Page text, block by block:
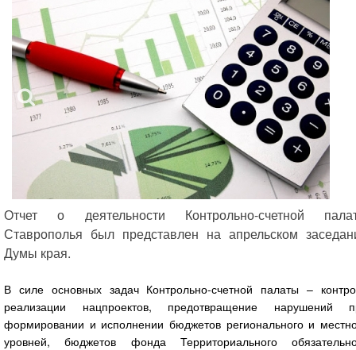
Отчет о деятельности Контрольно-счетной
Ставрополья был представлен на апрельском
Думы края.
В силе основных задач Контрольно-счетной палаты –
реализации нацпроектов, предотвращение нарушений
формировании и исполнении бюджетов регионального и
уровней, бюджетов фонда Территориального